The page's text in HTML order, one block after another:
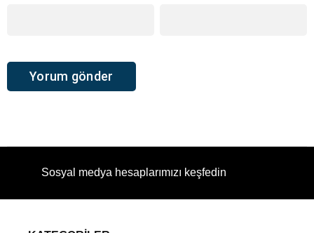
Sosyal medya hesaplarımızı keşfedin